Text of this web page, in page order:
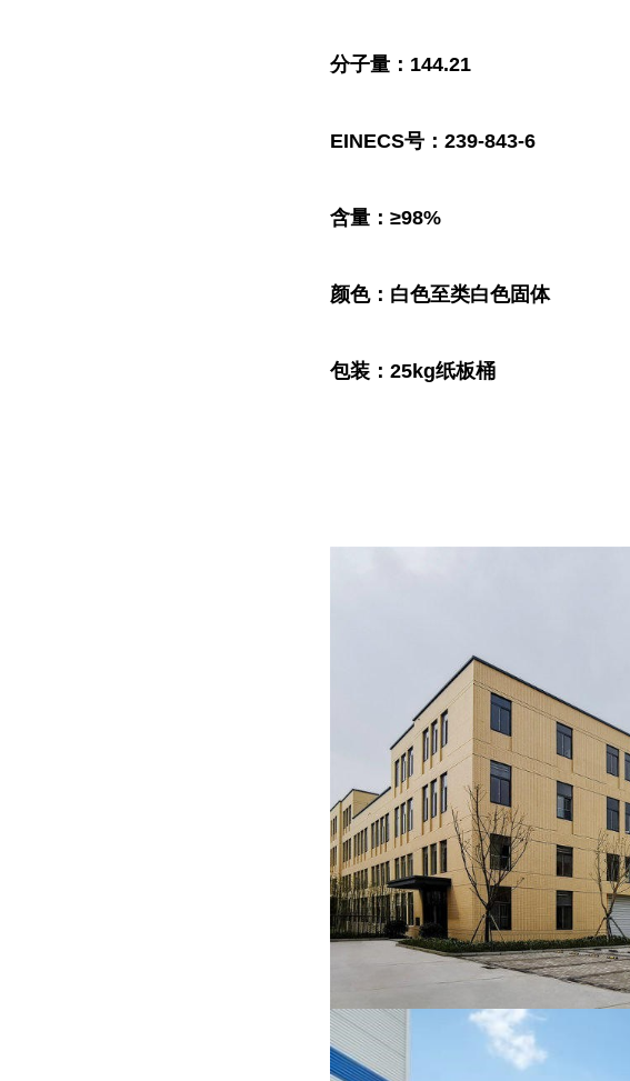
分子量：144.21
EINECS号：239-843-6
含量：≥98%
颜色：白色至类白色固体
包装：25kg纸板桶